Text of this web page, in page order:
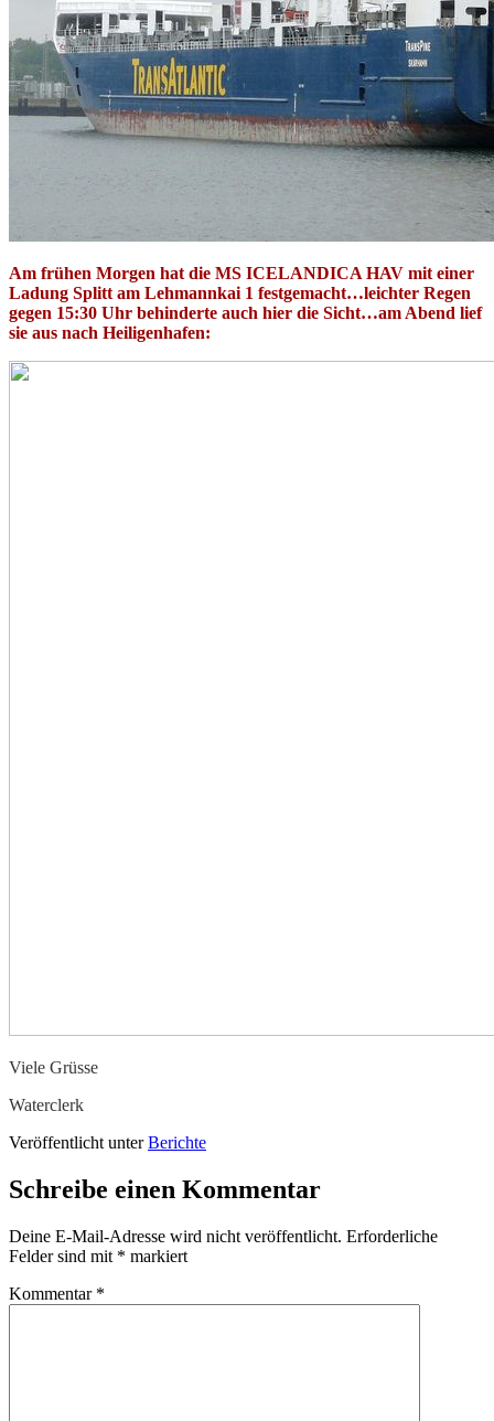
Am frühen Morgen hat die MS ICELANDICA HAV mit einer
Ladung Splitt am Lehmannkai 1 festgemacht…leichter Regen
gegen 15:30 Uhr behinderte auch hier die Sicht…am Abend lief
sie aus nach Heiligenhafen:
Viele Grüsse
Waterclerk
Veröffentlicht unter Berichte
Schreibe einen Kommentar
Deine E-Mail-Adresse wird nicht veröffentlicht. Erforderliche
Felder sind mit * markiert
Kommentar *